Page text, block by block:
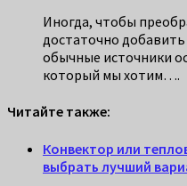
Иногда, чтобы
достаточно добавить
обычные источники
который мы хотим….
Читайте также:
Конвектор или
выбрать лучший